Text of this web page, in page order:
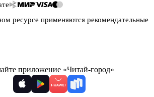
ресурсе применяются рекомендательные
приложение «Читай-город»